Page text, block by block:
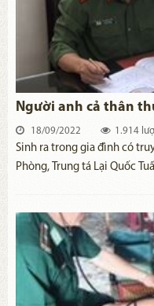
Người anh cả thân
18/09/2022 1.914
​Sinh ra trong gia đình có
Phòng, Trung tá Lại Quốc